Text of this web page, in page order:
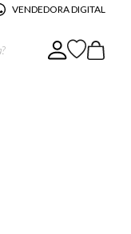
VENDEDORA DIGITAL